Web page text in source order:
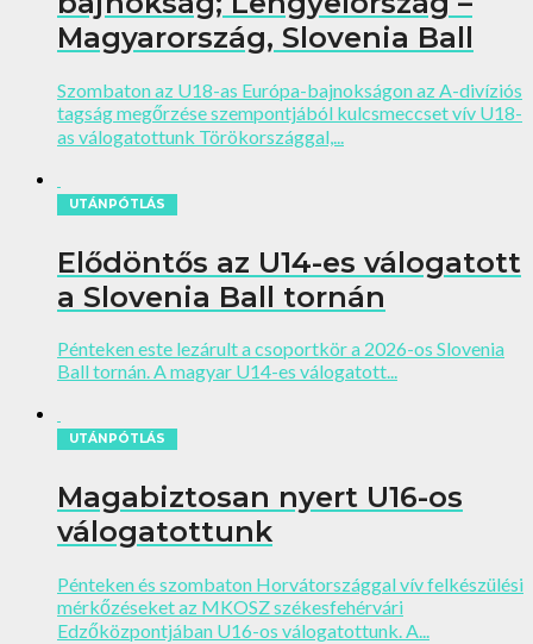
Magyarország, Slovenia Ball
Szombaton az U18-as Európa-bajnokságon az A-divíziós
tagság megőrzése szempontjából kulcsmeccset vív U18-
as válogatottunk Törökországgal,...
UTÁNPÓTLÁS
Elődöntős az U14-es válogatott
a Slovenia Ball tornán
Pénteken este lezárult a csoportkör a 2026-os Slovenia
Ball tornán. A magyar U14-es válogatott...
UTÁNPÓTLÁS
Magabiztosan nyert U16-os
válogatottunk
Pénteken és szombaton Horvátországgal vív felkészülési
mérkőzéseket az MKOSZ székesfehérvári
Edzőközpontjában U16-os válogatottunk. A...